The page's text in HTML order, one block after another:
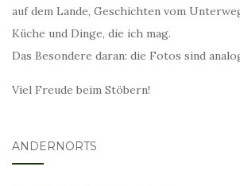
auf dem Lande, Geschichten vom
Küche und Dinge, die ich mag.
Das Besondere daran: die Fotos sind
Viel Freude beim Stöbern!
ANDERNORTS